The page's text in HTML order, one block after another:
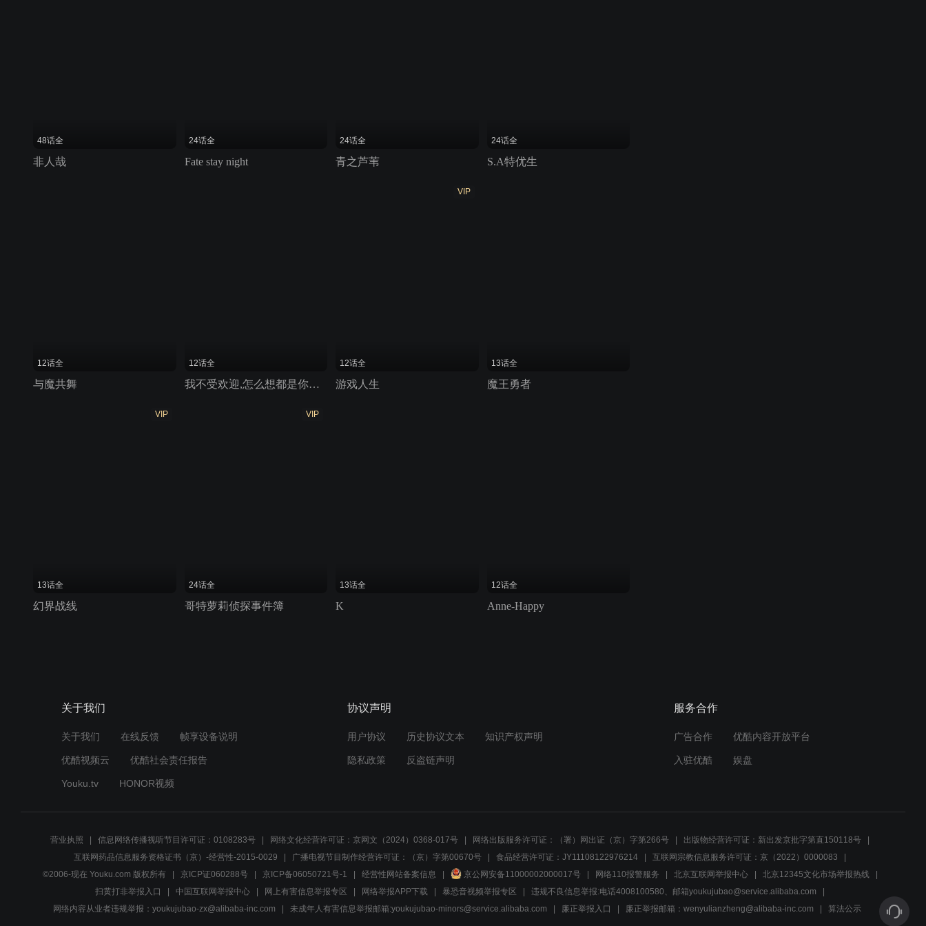
48话全
非人哉
24话全
Fate stay night
24话全
青之芦苇
24话全
S.A特优生
12话全
与魔共舞
12话全
我不受欢迎,怎么想都是你们的错!
VIP
12话全
游戏人生
13话全
魔王勇者
VIP
13话全
幻界战线
VIP
24话全
哥特萝莉侦探事件簿
13话全
K
12话全
Anne-Happy
关于我们
关于我们 在线反馈 帧享设备说明
优酷视频云 优酷社会责任报告
Youku.tv HONOR视频
协议声明
用户协议 历史协议文本 知识产权声明
隐私政策 反盗链声明
服务合作
广告合作 优酷内容开放平台
入驻优酷 娱盘
营业执照 信息网络传播视听节目许可证：0108283号 网络文化经营许可证：京网文（2024）0368-017号 网络出版服务许可证：（署）网出证（京）字第266号
出版物经营许可证：新出发京批字第直150118号
互联网药品信息服务资格证书（京）-经营性-2015-0029
广播电视节目制作经营许可证：（京）字第00670号 食品经营许可证：JY11108122976214
互联网宗教信息服务许可证：京（2022）0000083
©2006-现在 Youku.com 版权所有
京ICP证060288号 京ICP备06050721号-1 经营性网站备案信息 京公网安备11000002000017号 网络110报警服务 北京互联网举报中心
北京12345文化市场举报热线
扫黄打非举报入口
中国互联网举报中心 网上有害信息举报专区 网络举报APP下载 暴恐音视频举报专区
违规不良信息举报:电话4008100580、邮箱youkujubao@service.alibaba.com
网络内容从业者违规举报：youkujubao-zx@alibaba-inc.com
未成年人有害信息举报邮箱:youkujubao-minors@service.alibaba.com 廉正举报入口 廉正举报邮箱：wenyulianzheng@alibaba-inc.com 算法公示